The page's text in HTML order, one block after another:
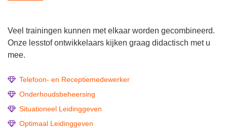
Veel trainingen kunnen met elkaar worden gecombineerd.
Onze lesstof ontwikkelaars kijken graag didactisch met u
mee.
Telefoon- en Receptiemedewerker
Onderhoudsbeheersing
Situationeel Leidinggeven
Optimaal Leidinggeven